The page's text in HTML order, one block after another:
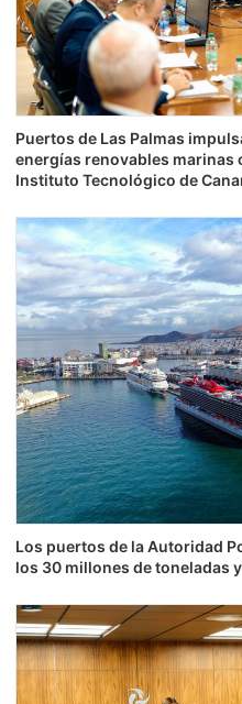
Puertos de Las Palmas
energías renovables marinas
Instituto Tecnológico de
Los puertos de la Autoridad
los 30 millones de toneladas